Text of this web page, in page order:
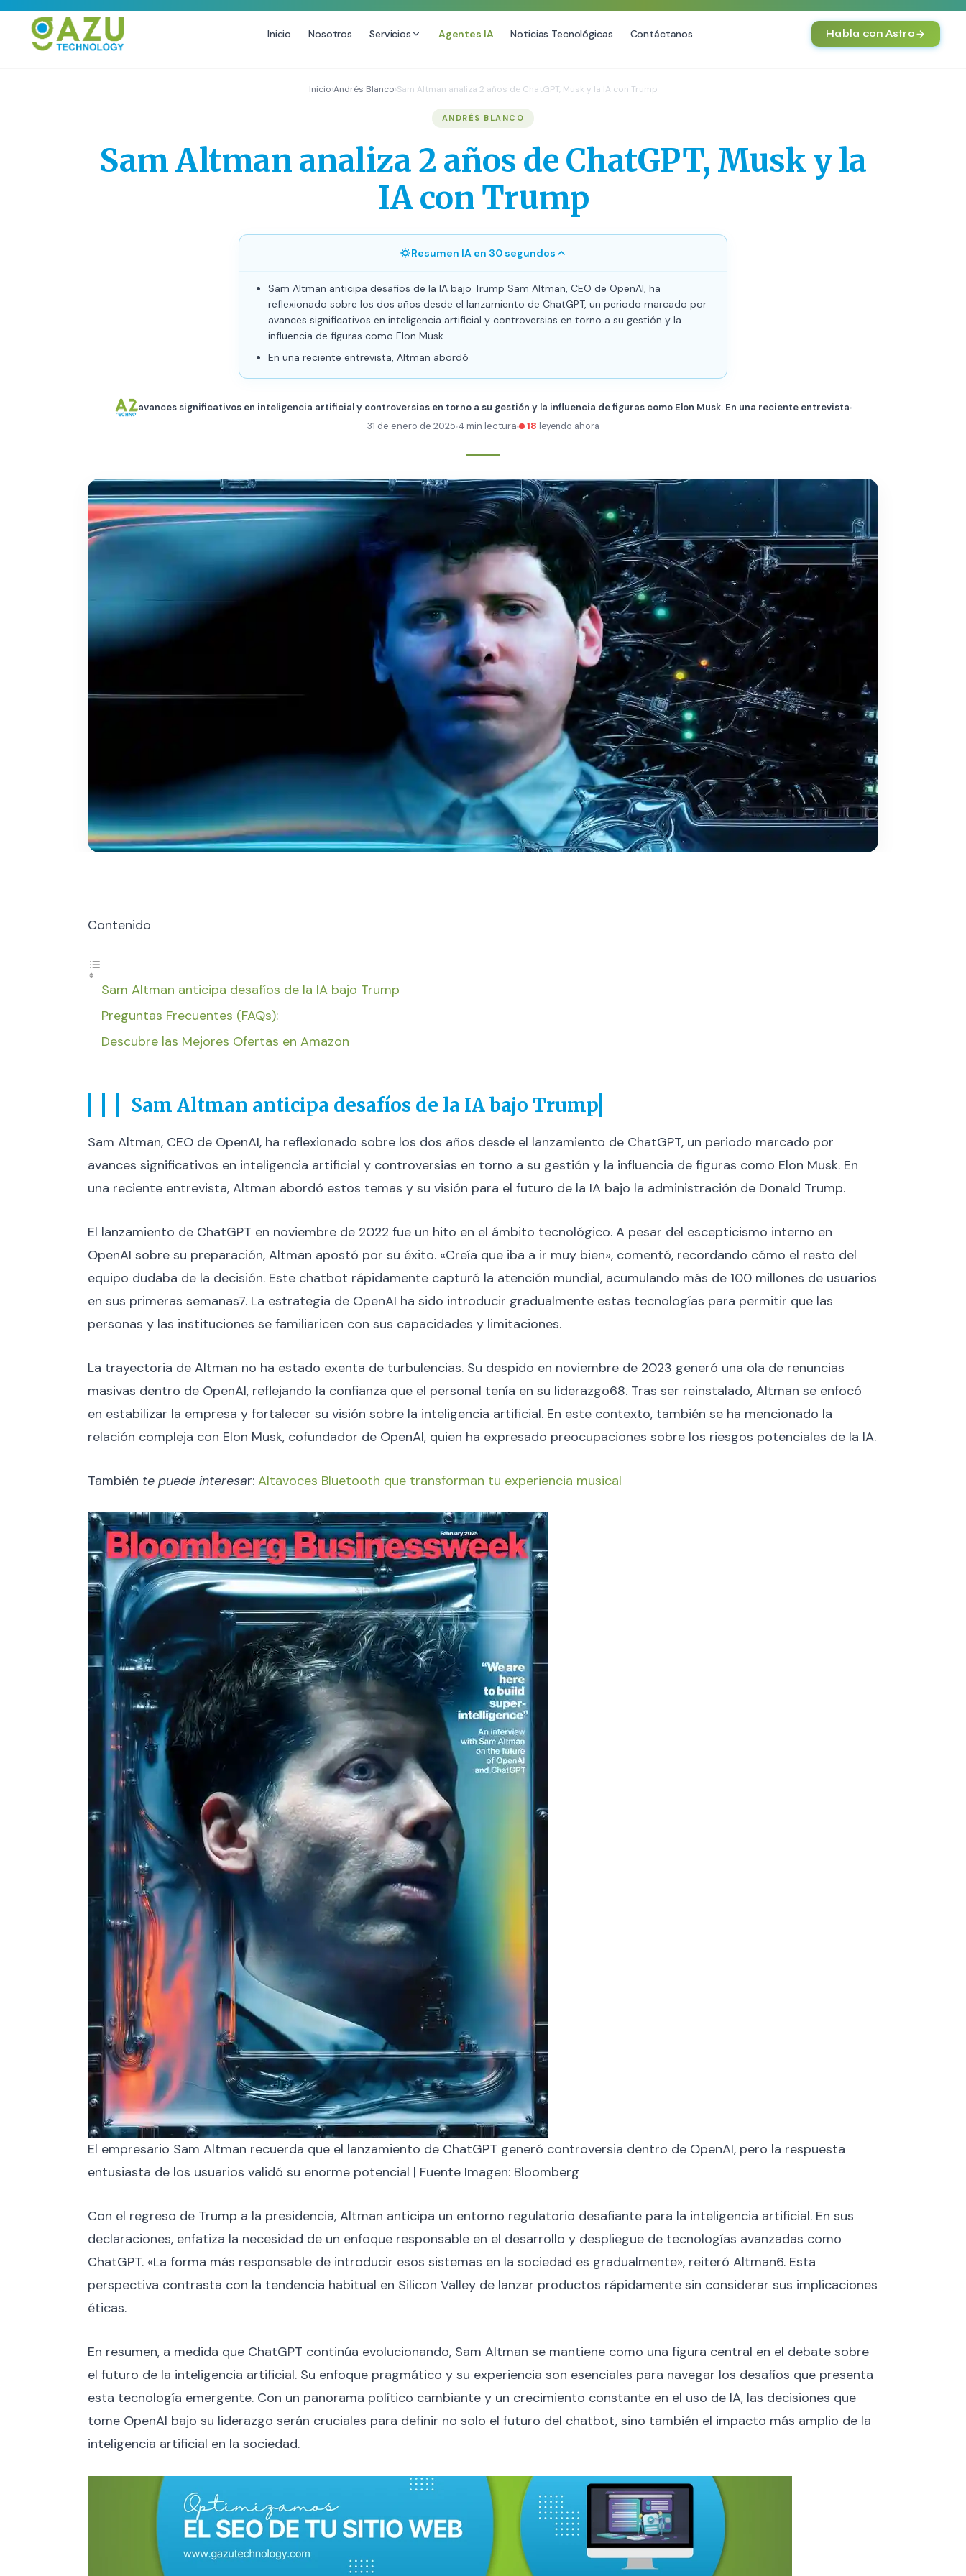
Inicio Nosotros Servicios Agentes IA Noticias Tecnológicas Contáctanos Habla con Astro
Publicidad Digital
Growth Youtube ↗
Diseño Web Premium
Consultoría SEO
SEO Local Avanzado
SEO para E-commerce
Link Building Premium
Posicionamiento en IA (GEO)
Chatbot Multicanal
Automatización Inteligente
Inicio›Andrés Blanco›Sam Altman analiza 2 años de ChatGPT, Musk y la IA con Trump
ANDRÉS BLANCO
Sam Altman analiza 2 años de ChatGPT, Musk y la
IA con Trump
Resumen IA en 30 segundos
Sam Altman anticipa desafíos de la IA bajo Trump Sam Altman, CEO de OpenAI, ha
reflexionado sobre los dos años desde el lanzamiento de ChatGPT, un periodo marcado por
avances significativos en inteligencia artificial y controversias en torno a su gestión y la
influencia de figuras como Elon Musk.
En una reciente entrevista, Altman abordó
avances significativos en inteligencia artificial y controversias en torno a su gestión y la influencia de figuras como Elon Musk. En una reciente entrevista
31 de enero de 2025 4 min lectura 18 leyendo ahora
Contenido
Sam Altman anticipa desafíos de la IA bajo Trump
Preguntas Frecuentes (FAQs):
Descubre las Mejores Ofertas en Amazon
Sam Altman anticipa desafíos de la IA bajo Trump
Sam Altman, CEO de OpenAI, ha reflexionado sobre los dos años desde el lanzamiento de ChatGPT, un periodo marcado por
avances significativos en inteligencia artificial y controversias en torno a su gestión y la influencia de figuras como Elon Musk. En
una reciente entrevista, Altman abordó estos temas y su visión para el futuro de la IA bajo la administración de Donald Trump.
El lanzamiento de ChatGPT en noviembre de 2022 fue un hito en el ámbito tecnológico. A pesar del escepticismo interno en
OpenAI sobre su preparación, Altman apostó por su éxito. «Creía que iba a ir muy bien», comentó, recordando cómo el resto del
equipo dudaba de la decisión. Este chatbot rápidamente capturó la atención mundial, acumulando más de 100 millones de usuarios
en sus primeras semanas7. La estrategia de OpenAI ha sido introducir gradualmente estas tecnologías para permitir que las
personas y las instituciones se familiaricen con sus capacidades y limitaciones.
La trayectoria de Altman no ha estado exenta de turbulencias. Su despido en noviembre de 2023 generó una ola de renuncias
masivas dentro de OpenAI, reflejando la confianza que el personal tenía en su liderazgo68. Tras ser reinstalado, Altman se enfocó
en estabilizar la empresa y fortalecer su visión sobre la inteligencia artificial. En este contexto, también se ha mencionado la
relación compleja con Elon Musk, cofundador de OpenAI, quien ha expresado preocupaciones sobre los riesgos potenciales de la IA.
También te puede interesar: Altavoces Bluetooth que transforman tu experiencia musical
El empresario Sam Altman recuerda que el lanzamiento de ChatGPT generó controversia dentro de OpenAI, pero la respuesta
entusiasta de los usuarios validó su enorme potencial | Fuente Imagen: Bloomberg
Con el regreso de Trump a la presidencia, Altman anticipa un entorno regulatorio desafiante para la inteligencia artificial. En sus
declaraciones, enfatiza la necesidad de un enfoque responsable en el desarrollo y despliegue de tecnologías avanzadas como
ChatGPT. «La forma más responsable de introducir esos sistemas en la sociedad es gradualmente», reiteró Altman6. Esta
perspectiva contrasta con la tendencia habitual en Silicon Valley de lanzar productos rápidamente sin considerar sus implicaciones
éticas.
En resumen, a medida que ChatGPT continúa evolucionando, Sam Altman se mantiene como una figura central en el debate sobre
el futuro de la inteligencia artificial. Su enfoque pragmático y su experiencia son esenciales para navegar los desafíos que presenta
esta tecnología emergente. Con un panorama político cambiante y un crecimiento constante en el uso de IA, las decisiones que
tome OpenAI bajo su liderazgo serán cruciales para definir no solo el futuro del chatbot, sino también el impacto más amplio de la
inteligencia artificial en la sociedad.